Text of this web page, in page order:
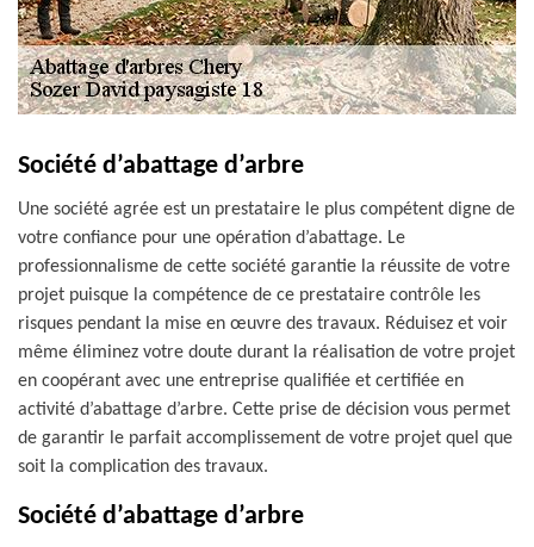
Société d’abattage d’arbre
Une société agrée est un prestataire le plus compétent digne de
votre confiance pour une opération d’abattage. Le
professionnalisme de cette société garantie la réussite de votre
projet puisque la compétence de ce prestataire contrôle les
risques pendant la mise en œuvre des travaux. Réduisez et voir
même éliminez votre doute durant la réalisation de votre projet
en coopérant avec une entreprise qualifiée et certifiée en
activité d’abattage d’arbre. Cette prise de décision vous permet
de garantir le parfait accomplissement de votre projet quel que
soit la complication des travaux.
Société d’abattage d’arbre